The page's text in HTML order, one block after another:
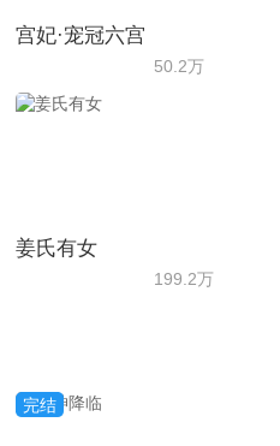
宫妃·宠冠六宫
50.2万
姜氏有女
199.2万
完结